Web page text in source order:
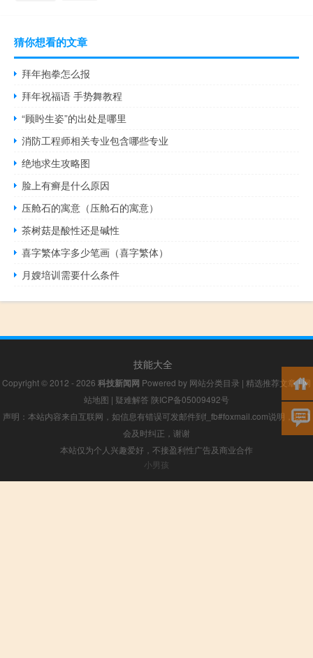
猜你想看的文章
拜年抱拳怎么报
拜年祝福语 手势舞教程
“顾盻生姿”的出处是哪里
消防工程师相关专业包含哪些专业
绝地求生攻略图
脸上有癣是什么原因
压舱石的寓意（压舱石的寓意）
茶树菇是酸性还是碱性
喜字繁体字多少笔画（喜字繁体）
月嫂培训需要什么条件
技能大全
Copyright © 2012 - 2026 科技新闻网 Powered by 网站分类目录 | 精选推荐文章|网
站地图 | 疑难解答 陕ICP备05009492号
声明：本站内容来自互联网，如信息有错误可发邮件到f_fb#foxmail.com说明，我们
会及时纠正，谢谢
本站仅为个人兴趣爱好，不接盈利性广告及商业合作
小男孩